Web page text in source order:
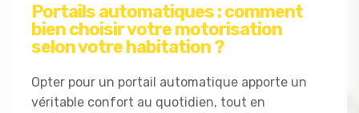
Portails automatiques : comment
bien choisir votre motorisation
selon votre habitation ?
Opter pour un portail automatique apporte un
véritable confort au quotidien, tout en